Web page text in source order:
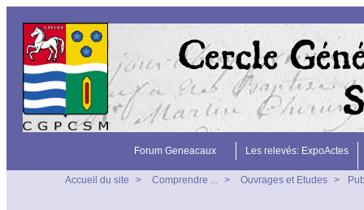
Forum Geneacaux Les relevés: ExpoActes
Accueil du site > Comprendre ... > Ouvrages et Etudes >